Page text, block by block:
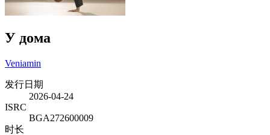
У дома
Veniamin
发行日期
2026-04-24
ISRC
BGA272600009
时长